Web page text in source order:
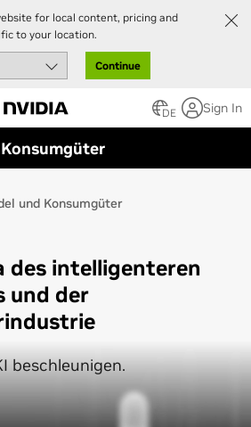
for local content, pricing and
to your location.
Continue
DE Sign In
und Konsumgüter
des intelligenteren
und der
beschleunigen.